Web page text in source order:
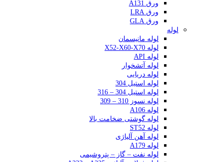
ورق A131
ورق LRA
ورق GLA
لوله
لوله مانیسمان
لوله X52-X60-X70
لوله API
لوله آتشخوار
لوله دریایی
لوله استیل 304
لوله استیل 304 – 316
لوله نسوز 310 – 309
لوله A106
لوله گوشتی ضخامت بالا
لوله ST52
لوله آهن آلیاژی
لوله A179
لوله نفت – گاز – پتروشیمی